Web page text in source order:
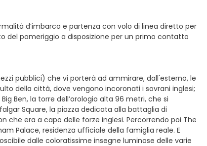
d’imbarco e partenza con volo di linea diretto per
del pomeriggio a disposizione per un primo contatto
pubblici) che vi porterà ad ammirare, dall'esterno, le
della città, dove vengono incoronati i sovrani inglesi;
Ben, la torre dell’orologio alta 96 metri, che si
Square, la piazza dedicata alla battaglia di
che era a capo delle forze inglesi. Percorrendo poi The
Palace, residenza ufficiale della famiglia reale. E
dalle coloratissime insegne luminose delle varie